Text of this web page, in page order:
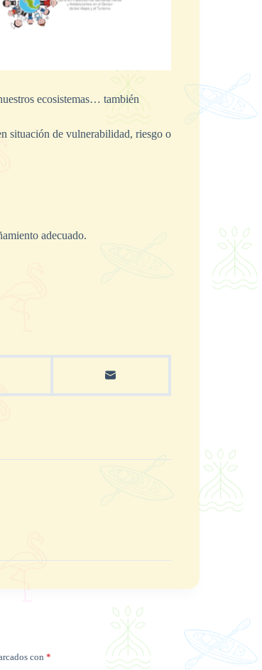
ecosistemas… también
situación de vulnerabilidad, riesgo o
adecuado.
con *